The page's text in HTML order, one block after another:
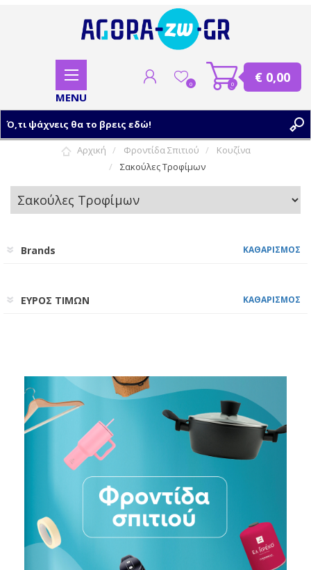
ΣΥΝΔΕΣΗ
0 0 € 0,00
Αρχική Φροντίδα Σπιτιού
Κουζίνα
Σακούλες Τροφίμων
Brands ΚΑΘΑΡΙΣΜΟΣ
ΕΥΡΟΣ ΤΙΜΩΝ ΚΑΘΑΡΙΣΜΟΣ